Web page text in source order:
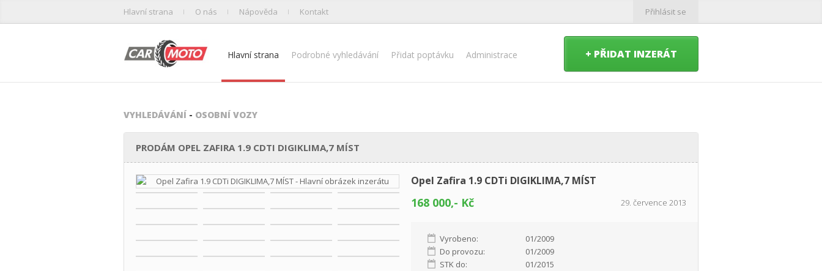
Hlavní strana O nás Nápověda Kontakt Přihlásit se
Hlavní strana Podrobné vyhledávání Přidat poptávku Administrace + PŘIDAT INZERÁT
VYHLEDÁVÁNÍ - OSOBNÍ VOZY
PRODÁM OPEL ZAFIRA 1.9 CDTI DIGIKLIMA,7 MÍST
Opel Zafira 1.9 CDTi DIGIKLIMA,7 MÍST
168 000,- Kč 29. července 2013
Vyrobeno:
01/2009
Do provozu:
01/2009
STK do:
01/2015